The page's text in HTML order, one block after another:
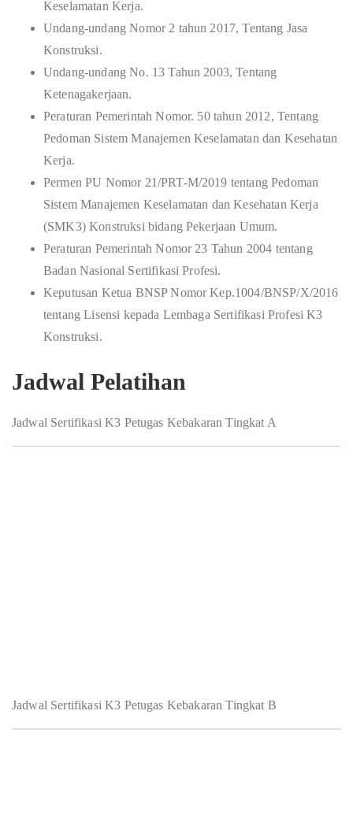
Keselamatan Kerja.
Undang-undang Nomor 2 tahun 2017, Tentang Jasa
Konstruksi.
Undang-undang No. 13 Tahun 2003, Tentang
Ketenagakerjaan.
Peraturan Pemerintah Nomor. 50 tahun 2012, Tentang
Pedoman Sistem Manajemen Keselamatan dan Kesehatan
Kerja.
Permen PU Nomor 21/PRT-M/2019 tentang Pedoman
Sistem Manajemen Keselamatan dan Kesehatan Kerja
(SMK3) Konstruksi bidang Pekerjaan Umum.
Peraturan Pemerintah Nomor 23 Tahun 2004 tentang
Badan Nasional Sertifikasi Profesi.
Keputusan Ketua BNSP Nomor Kep.1004/BNSP/X/2016
tentang Lisensi kepada Lembaga Sertifikasi Profesi K3
Konstruksi.
Jadwal Pelatihan
Jadwal Sertifikasi K3 Petugas Kebakaran Tingkat A
Jadwal Sertifikasi K3 Petugas Kebakaran Tingkat B